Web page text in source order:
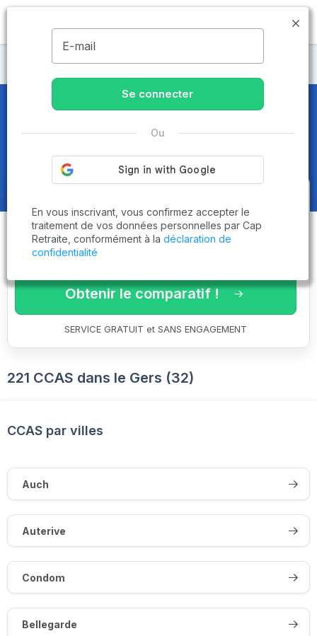
MENU
CCAS
CCASdans le Gers (32) - Page 2
sur 6
Obtenez le
comparatif des
établissementsadaptés à vos
critères en 3 minutes !
Obtenir le comparatif !
SERVICE GRATUIT et SANS ENGAGEMENT
221 CCAS dans le Gers (32)
CCAS par villes
Auch
Auterive
Condom
Bellegarde
E-mail
Se connecter
Ou
En vous inscrivant, vous confirmez accepter le
traitement de vos données personnelles par Cap
Retraite, conformément à la déclaration de
confidentialité